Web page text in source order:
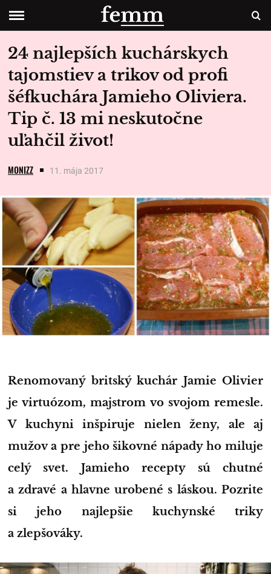
24 najlepších kuchárskych
tajomstiev a trikov od profi
šéfkuchára Jamieho Oliviera.
Tip č. 13 mi neskutočne
uľahčil život!
MONIZZ 11. mája 2017
Renomovaný britský kuchár Jamie Olivier
je virtuózom, majstrom vo svojom remesle.
V kuchyni inšpiruje nielen ženy, ale aj
mužov a pre jeho šikovné nápady ho miluje
celý svet. Jamieho recepty sú chutné
a zdravé a hlavne urobené s láskou. Pozrite
si jeho najlepšie kuchynské triky
a zlepšováky.